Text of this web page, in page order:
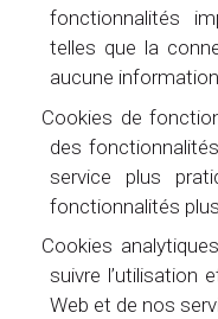
fonctionnalités
telles que la
aucune
Cookies de
des
service plus
fonctionnalités
Cookies
suivre l’utilisation
Web et de nos